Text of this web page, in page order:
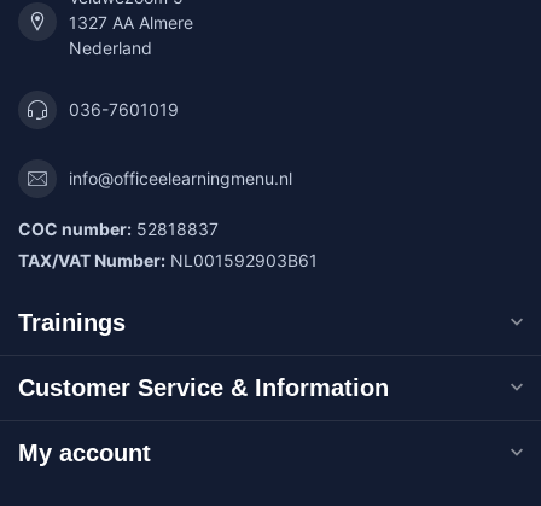
1327 AA Almere
Nederland
036-7601019
info@officeelearningmenu.nl
COC number: 52818837
TAX/VAT Number: NL001592903B61
Trainings
Customer Service & Information
My account